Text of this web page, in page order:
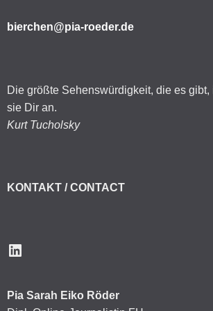
bierchen@pia-roeder.de
Die größte Sehenswürdigkeit, die es gibt,
sie Dir an.
Kurt Tucholsky
KONTAKT / CONTACT
LinkedIn
Pia Sarah Eiko Röder